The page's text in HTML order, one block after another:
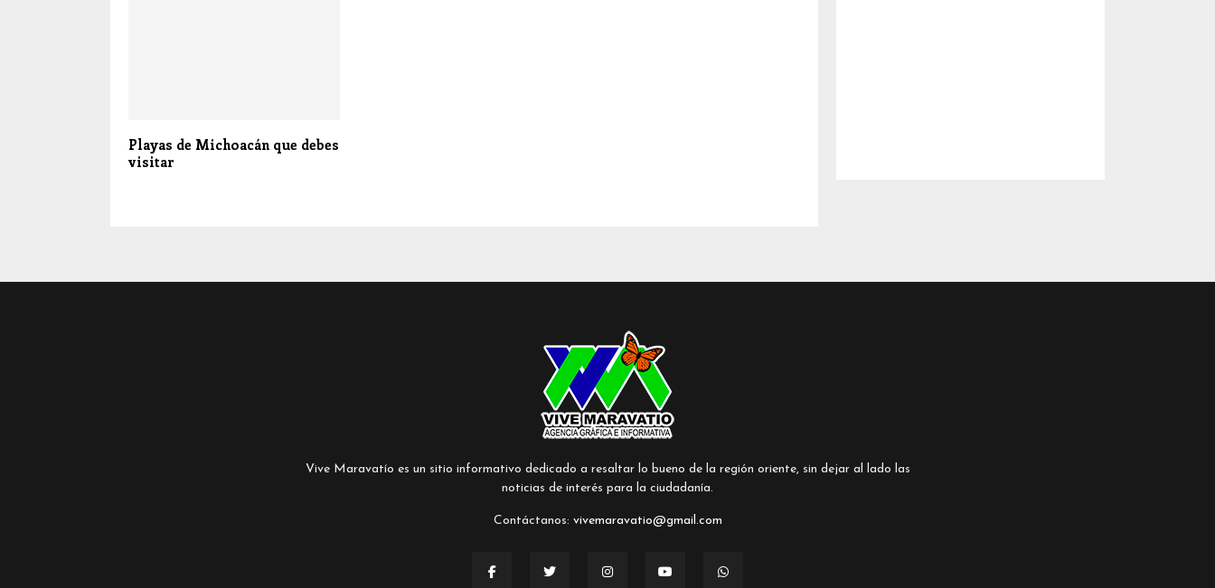
Playas de Michoacán que debes
visitar
Vive Maravatío es un sitio informativo dedicado a resaltar lo bueno de la región oriente, sin dejar al lado las
noticias de interés para la ciudadanía.
Contáctanos: vivemaravatio@gmail.com